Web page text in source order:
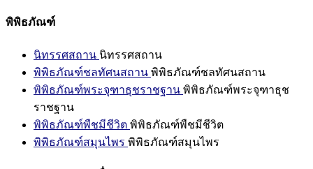
พิพิธภัณฑ์
นิทรรศสถาน นิทรรศสถาน
พิพิธภัณฑ์ชลทัศนสถาน พิพิธภัณฑ์ชลทัศนสถาน
พิพิธภัณฑ์พระจุฑาธุชราชฐาน พิพิธภัณฑ์พระจุฑาธุช
ราชฐาน
พิพิธภัณฑ์พืชมีชีวิต พิพิธภัณฑ์พืชมีชีวิต
พิพิธภัณฑ์สมุนไพร พิพิธภัณฑ์สมุนไพร